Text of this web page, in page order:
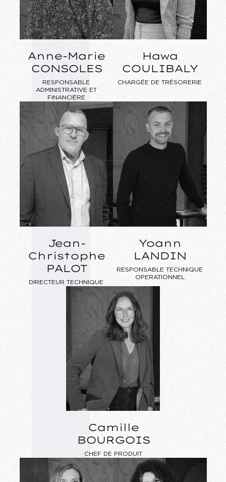
Anne-Marie
CONSOLES
RESPONSABLE
ADMINISTRATIVE ET
FINANCIÈRE
Hawa
COULIBALY
CHARGÉE DE TRÉSORERIE
Jean-
Christophe
PALOT
DIRECTEUR TECHNIQUE
Yoann
LANDIN
RESPONSABLE TECHNIQUE
OPERATIONNEL
Camille
BOURGOIS
CHEF DE PRODUIT